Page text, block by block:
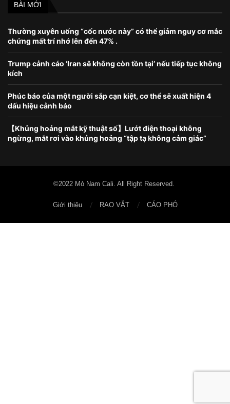
BÀI MỚI
Thường xuyên uống “cốc nước này” có thể giảm nguy cơ mắc
chứng mất trí nhớ lên đến 47% .
Trump cảnh cáo ‘Iran sẽ không còn tồn tại’ nếu tiếp tục không
kích
Phúc báo của một người sắp cạn kiệt, cơ thể sẽ xuất hiện 4
dấu hiệu cảnh báo
【Khủng hoảng mắt kỹ thuật số】Lướt điện thoại không
ngừng, mắt rơi vào khủng hoảng “tập tạ không cảm giác”
©2022 Mỏ Nam Cali. All Right Reserved.
Giới thiệu RAO VẶT CÁO PHÓ